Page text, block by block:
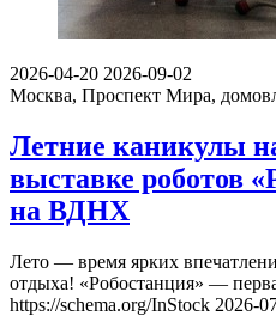
2026-04-20 2026-09-02
Москва, Проспект Мира,
Летние каникулы
выставке роботов
на ВДНХ
Лето — время ярких
отдыха! «Робостанция» —
https://schema.org/InStock 2026-